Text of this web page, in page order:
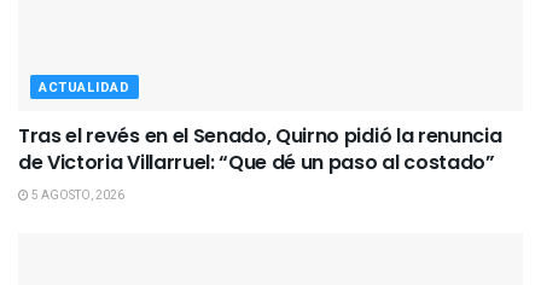
ACTUALIDAD
Tras el revés en el Senado, Quirno pidió la renuncia
de Victoria Villarruel: “Que dé un paso al costado”
5 AGOSTO, 2026